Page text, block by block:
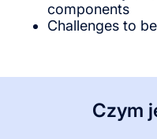
components
Challenges to
Czym